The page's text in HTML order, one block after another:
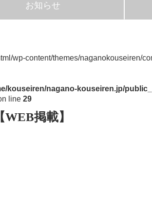
お知らせ
wp-content/themes/naganokouseiren/
kouseiren/nagano-kouseiren.jp/
line 29
掲載】